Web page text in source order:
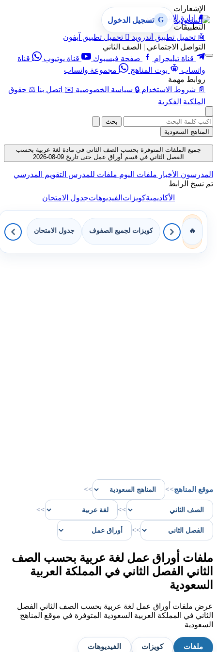
الإشعارات
🔔 إدارة الإشعارات
التطبيقات
🤖 تحميل تطبيق أندرويد  تحميل تطبيق آيفون
التواصل الاجتماعي | الصف الثاني
قناة تيليجرام
صفحة فيسبوك قناة يوتيوب
قناة
واتساب
بوت المناهج
مجموعة واتساب
روابط مهمة
📄 شروط الاستخدام 🔒 سياسة الخصوصية ✉️ اتصل بنا ⚖️ حقوق
الملكية الفكرية
G تسجيل الدخول
بحث
المناهج السعودية
جميع الملفات المتوفرة بحسب الصف الثاني في مادة لغة عربية بحسب
الفصل الثاني في قسم أوراق عمل حتى تاريخ 09-08-2026
المدرسون الأخبار ملفات اليوم ملفات للمدرس التقويم المدرسي
تم نسخ الرابط
الأكاديميةكويزاتالفيديوهاتجدول الامتحان
🔥 كويزات لجميع الصفوف جدول الامتحان
موقع المناهج>>
>>
>>
>>
>>
ملفات أوراق عمل لغة عربية بحسب الصف
الثاني الفصل الثاني في المملكة العربية
السعودية
عرض ملفات أوراق عمل لغة عربية بحسب الصف الثاني الفصل
الثاني في المملكة العربية السعودية المتوفرة في موقع المناهج
السعودية
ملفات كويزات الفيديوهات